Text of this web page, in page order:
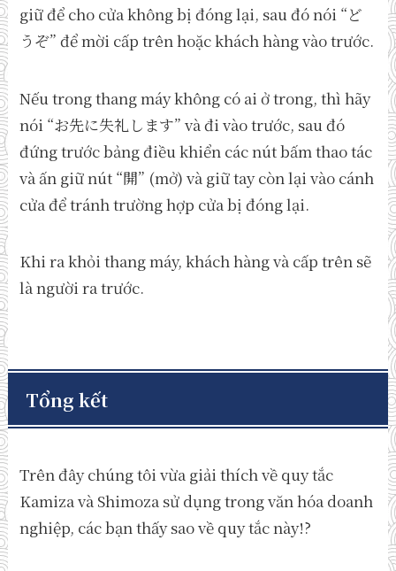
giữ để cho cửa không bị đóng lại, sau đó nói “ど
うぞ” để mời cấp trên hoặc khách hàng vào trước.
Nếu trong thang máy không có ai ở trong, thì hãy
nói “お先に失礼します” và đi vào trước, sau đó
đứng trước bảng điều khiển các nút bấm thao tác
và ấn giữ nút “開” (mở) và giữ tay còn lại vào cánh
cửa để tránh trường hợp cửa bị đóng lại.
Khi ra khỏi thang máy, khách hàng và cấp trên sẽ
là người ra trước.
Tổng kết
Trên đây chúng tôi vừa giải thích về quy tắc
Kamiza và Shimoza sử dụng trong văn hóa doanh
nghiệp, các bạn thấy sao về quy tắc này!?